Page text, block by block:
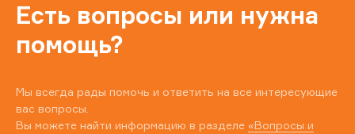
Есть вопросы или нужна
помощь?
Мы всегда рады помочь и ответить на все интересующие
вас вопросы.
Вы можете найти информацию в разделе «Вопросы и